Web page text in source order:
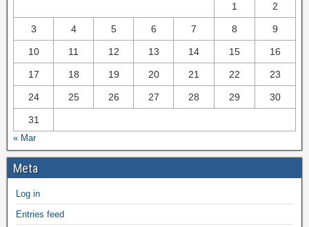
1 2
3 4 5 6 7 8 9
10 11 12 13 14 15 16
17 18 19 20 21 22 23
24 25 26 27 28 29 30
31
« Mar
Meta
Log in
Entries feed